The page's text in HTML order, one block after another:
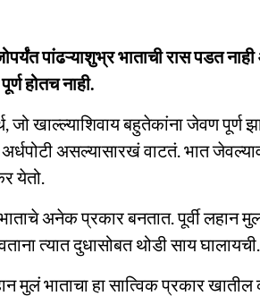
पांढऱ्याशुभ्र भाताची रास पडत
होतच नाही.
जो खाल्ल्याशिवाय बहुतेकांना जेवण पूर्ण
असल्यासारखं वाटतं. भात
येतो.
अनेक प्रकार बनतात. पूर्वी लहान
त्यात दुधासोबत थोडी साय
मुलं भाताचा हा सात्विक प्रकार